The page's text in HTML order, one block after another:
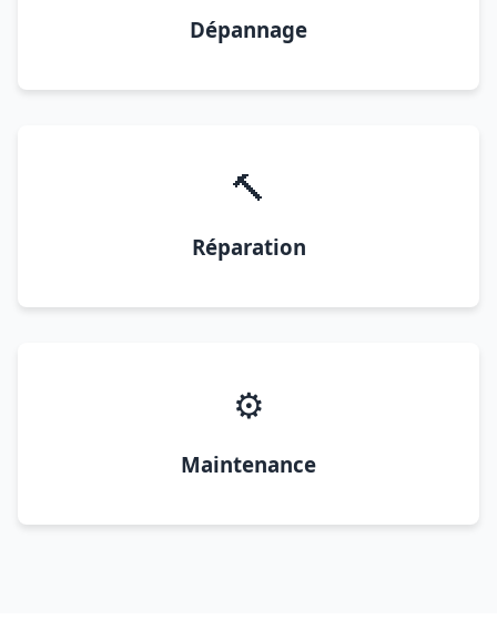
Dépannage
🔨
Réparation
⚙️
Maintenance